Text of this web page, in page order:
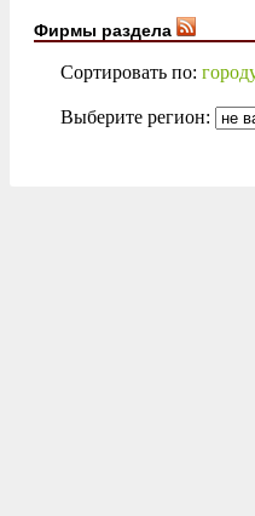
Фирмы раздела
Сортировать по:
Выберите регион: